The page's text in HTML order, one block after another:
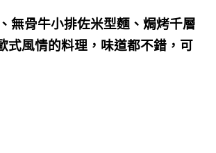
無骨牛小排佐米型麵、焗烤千層
式風情的料理，味道都不錯，可